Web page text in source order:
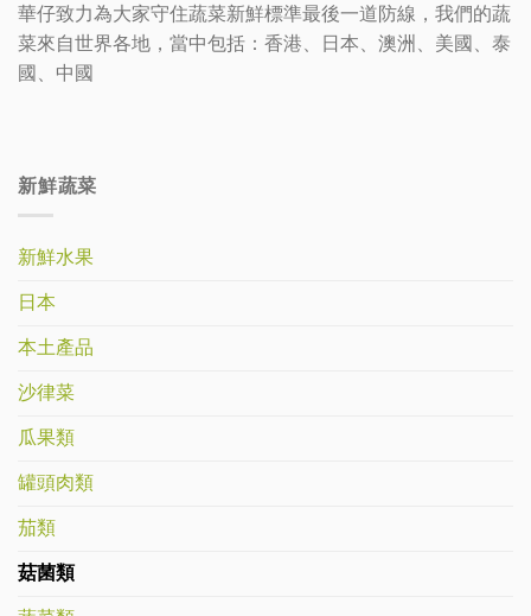
華仔致力為大家守住蔬菜新鮮標準最後一道防線，我們的蔬
菜來自世界各地，當中包括：香港、日本、澳洲、美國、泰
國、中國
新鮮蔬菜
新鮮水果
日本
本土產品
沙律菜
瓜果類
罐頭肉類
茄類
菇菌類